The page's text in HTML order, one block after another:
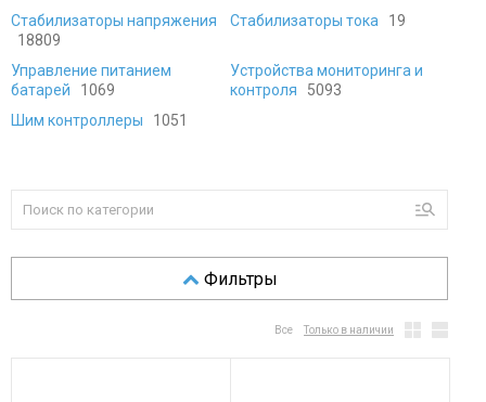
Стабилизаторы напряжения
18809
Стабилизаторы тока 19
Управление питанием
батарей
1069
Устройства мониторинга и
контроля
5093
Шим контроллеры
1051
Фильтры
Все Только в наличии